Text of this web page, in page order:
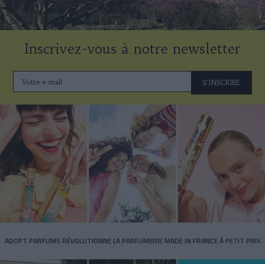
Inscrivez-vous à notre newsletter
S'INSCRIRE
ADOPT PARFUMS RÉVOLUTIONNE LA PARFUMERIE MADE IN FRANCE À PETIT PRIX